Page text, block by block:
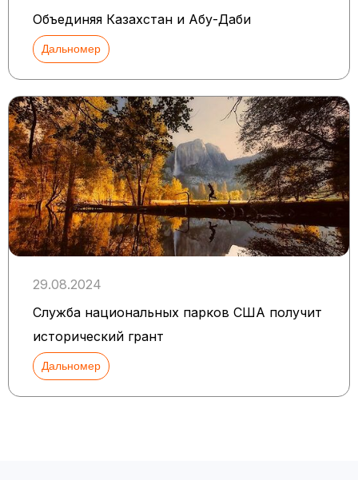
Объединяя Казахстан и Абу-Даби
Дальномер
29.08.2024
Служба национальных парков США получит
исторический грант
Дальномер